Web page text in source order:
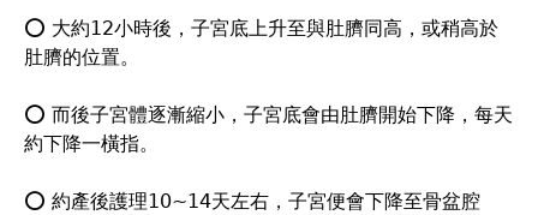
⭕ 大約12小時後，子宮底上升至與肚臍同高，或稍高於
肚臍的位置。
⭕ 而後子宮體逐漸縮小，子宮底會由肚臍開始下降，每天
約下降一橫指。
⭕ 約產後護理10~14天左右，子宮便會下降至骨盆腔